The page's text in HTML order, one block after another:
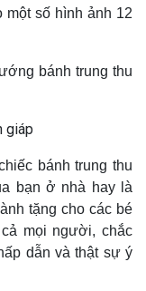
số hình ảnh 12
bánh trung thu
bánh trung thu
bạn ở nhà hay là
tặng cho các bé
mọi người, chắc
dẫn và thật sự ý